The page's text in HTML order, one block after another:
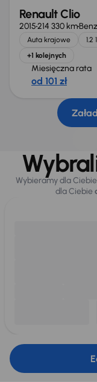
Renault Clio
2015214 330 km
Auta krajowe 1.2
+1 kolejnych
Miesięczna rata
od 101 zł
Wybieramy dla Ciebie
dla Ciebie